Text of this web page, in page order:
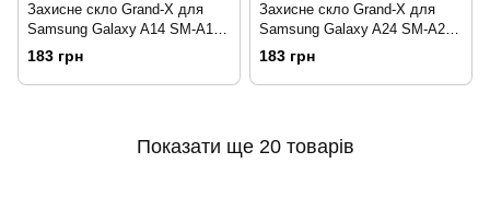
Захисне скло Grand-X для
Samsung Galaxy A14 SM-A145
покриває всю поверхню black
(GXSGA145FCB)
183 грн
Захисне скло Grand-X для
Samsung Galaxy A24 SM-A245
покриває всю поверхню black
(GXSGA245FCB)
183 грн
Показати ще 20 товарів